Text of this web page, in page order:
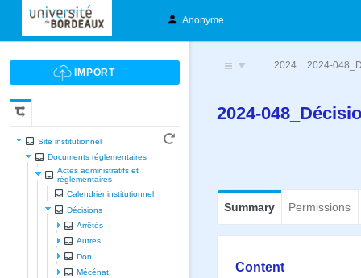
Anonyme
Site institutionnel
Documents réglementaires
Actes administratifs et
réglementaires
Calendrier institutionnel
Décisions
Arrêtés
Autres
Don
Mécénat
… 2024 2024-
2024-
Summary Permissions
Content